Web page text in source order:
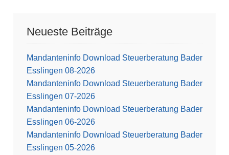
Neueste Beiträge
Mandanteninfo Download Steuerberatung Bader
Esslingen 08-2026
Mandanteninfo Download Steuerberatung Bader
Esslingen 07-2026
Mandanteninfo Download Steuerberatung Bader
Esslingen 06-2026
Mandanteninfo Download Steuerberatung Bader
Esslingen 05-2026